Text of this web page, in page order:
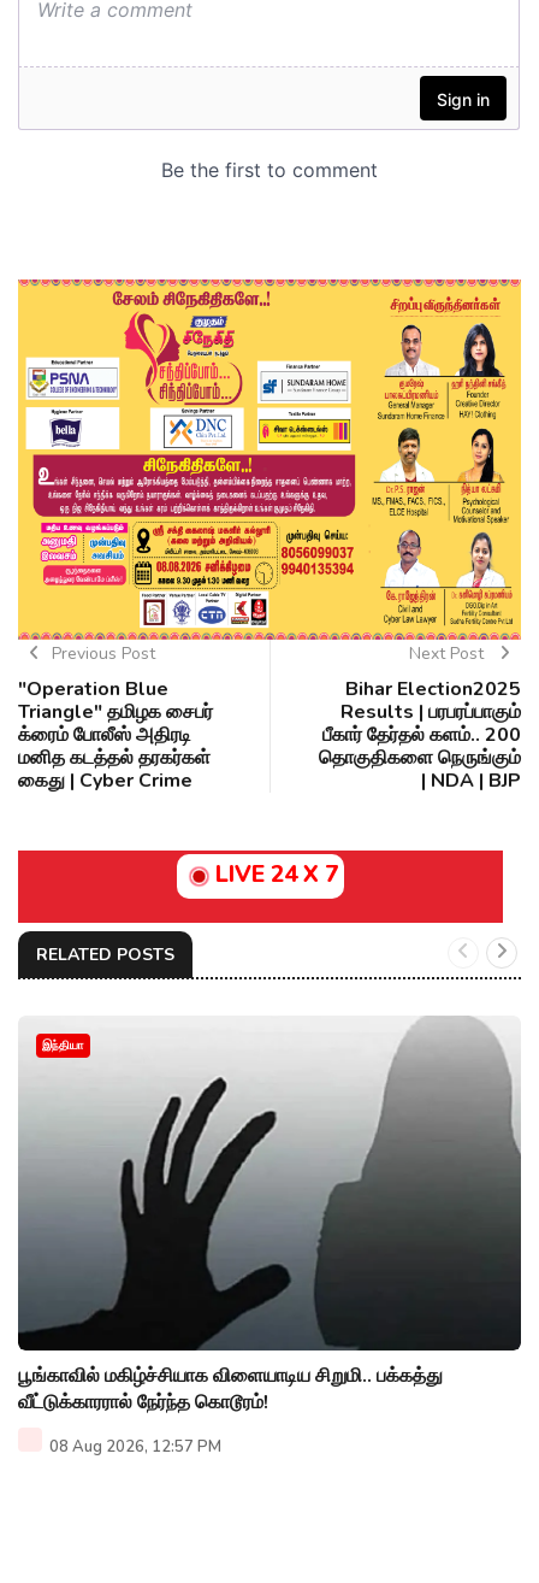
Previous Post
"Operation Blue
Triangle" தமிழக சைபர்
க்ரைம் போலீஸ் அதிரடி
மனித கடத்தல் தரகர்கள்
கைது | Cyber Crime
Next Post
Bihar Election2025
Results | பரபரப்பாகும்
பீகார் தேர்தல் களம்.. 200
தொகுதிகளை நெருங்கும்
| NDA | BJP
LIVE 24 X 7
RELATED POSTS
இந்தியா
பூங்காவில் மகிழ்ச்சியாக விளையாடிய சிறுமி.. பக்கத்து
வீட்டுக்காரரால் நேர்ந்த கொடூரம்!
08 Aug 2026, 12:57 PM